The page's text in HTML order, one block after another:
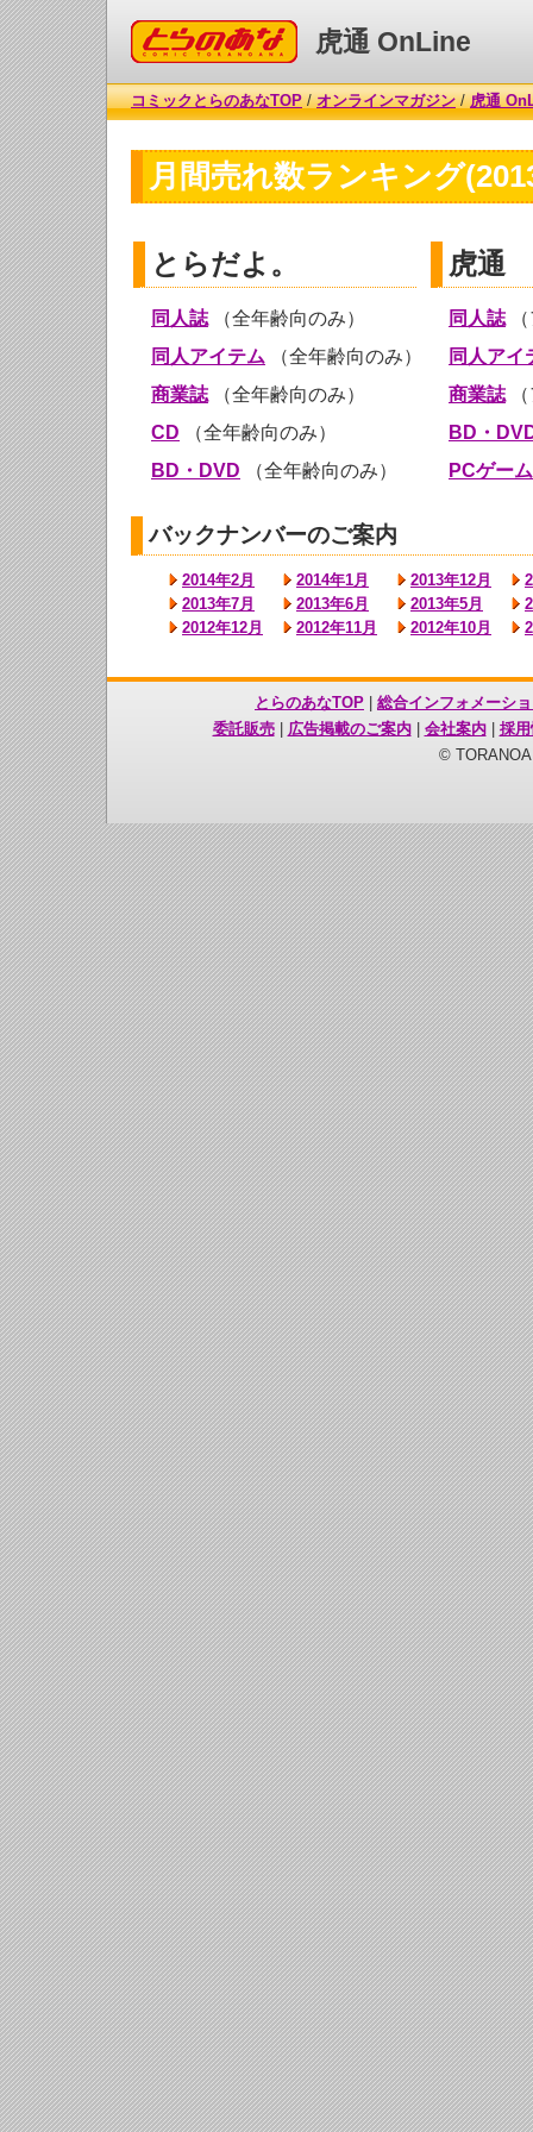
コミックとらのあな 虎通 OnLine
コミックとらのあなTOP/オンラインマガジン/虎通
月間売れ数ランキング
とらだよ。
同人誌 （全年齢向のみ）
同人アイテム （全年齢向のみ）
商業誌 （全年齢向のみ）
CD （全年齢向のみ）
BD・DVD （全年齢向のみ）
虎通
同人誌
同人アイ
商業誌
BD・
PCゲーム
バックナンバーのご案内
2014年2月 2014年1月 2013年12月
2013年7月
2013年6月 2013年5月
2012年12月
2012年11月 2012年10月
とらのあなTOP
総合インフォメーシ
委託販売| 広告掲載のご案内| 会社案内| 採
©